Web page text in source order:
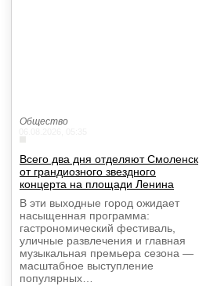
Общество
Всего два дня отделяют Смоленск
от грандиозного звездного
концерта на площади Ленина
В эти выходные город ожидает
насыщенная программа:
гастрономический фестиваль,
уличные развлечения и главная
музыкальная премьера сезона —
масштабное выступление
популярных…